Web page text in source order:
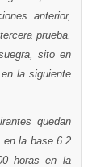
anterior,
prueba,
sito en
la siguiente
quedan
en la base 6.2
horas en la